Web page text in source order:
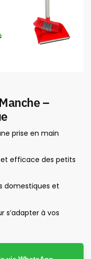
–
prise en main
efficace des petits
domestiques et
s’adapter à vos